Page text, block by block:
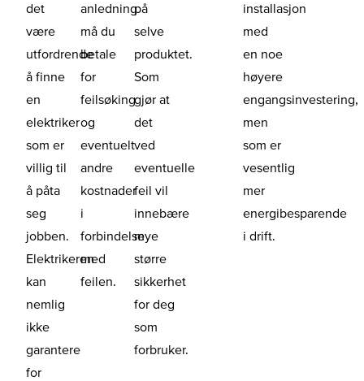
det
være
utfordrende
å finne
en
elektriker
som er
villig til
å påta
seg
jobben.
Elektrikeren
kan
nemlig
ikke
garantere
for
anledning
må du
betale
for
feilsøking
og
eventuelt
andre
kostnader
i
forbindelse
med
feilen.
på
selve
produktet.
Som
gjør at
det
ved
eventuelle
feil vil
innebære
mye
større
sikkerhet
for deg
som
forbruker.
installasjon
med
en noe
høyere
engangsinvestering,
men
som er
vesentlig
mer
energibesparende
i drift.